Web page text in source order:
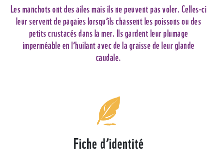
Les manchots ont des ailes mais ils ne peuvent pas voler. Celles-ci
leur servent de pagaies lorsqu’ils chassent les poissons ou des
petits crustacés dans la mer. Ils gardent leur plumage
imperméable en l’huilant avec de la graisse de leur glande
caudale.
Fiche d’identité